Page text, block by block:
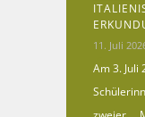
11. Juli
Am 3. Juli